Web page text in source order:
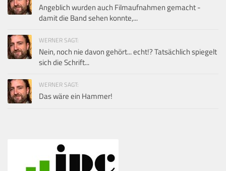
Angeblich wurden auch Filmaufnahmen gemacht -
damit die Band sehen konnte,...
WERNER SAGT:
Nein, noch nie davon gehört... echt!? Tatsächlich spiegelt
sich die Schrift...
WERNER SAGT:
Das wäre ein Hammer!